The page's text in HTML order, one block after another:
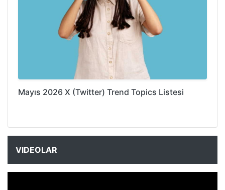
Mayıs 2026 X (Twitter) Trend Topics Listesi
VIDEOLAR